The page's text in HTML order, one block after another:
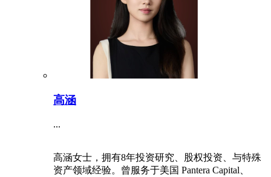
高涵
...
高涵女士，拥有8年投资研究、股权投资、与特殊
资产领域经验。曾服务于美国 Pantera Capital、